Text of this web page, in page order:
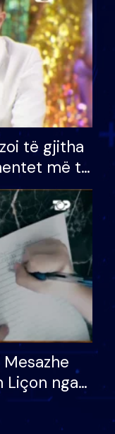
të gjitha
më të
Do më
kur…
Liçon nga
meritoj…